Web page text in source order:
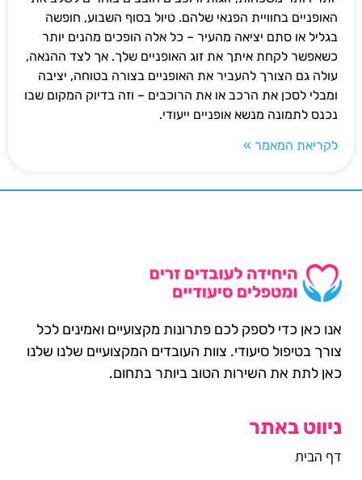
האופניים בחוויית הפנאי שלהם. טיול בסוף השבוע, חופשה
בגליל או סתם יציאה מהעיר – כל אלה הופכים מהנים יותר
כשאפשר לקחת איתך את זוג האופניים שלך. אך לצד ההנאה,
עולה גם הצורך להעביר את האופניים בצורה בטוחה, יציבה
ומבלי לסכן את הרכב או את הרוכבים – וזה בדיוק המקום שבו
נכנס לתמונה מנשא אופניים ייעודי.
לקריאת המאמר »
אנו כאן כדי לספק לכם פתרונות מקצועיים ואמינים לכל
צורך בטיפול סיעודי. צוות העובדים המקצועיים שלנו שלנו
כאן לתת את השירות הטוב ביותר בתחום.
ניווט באתר
דף הבית